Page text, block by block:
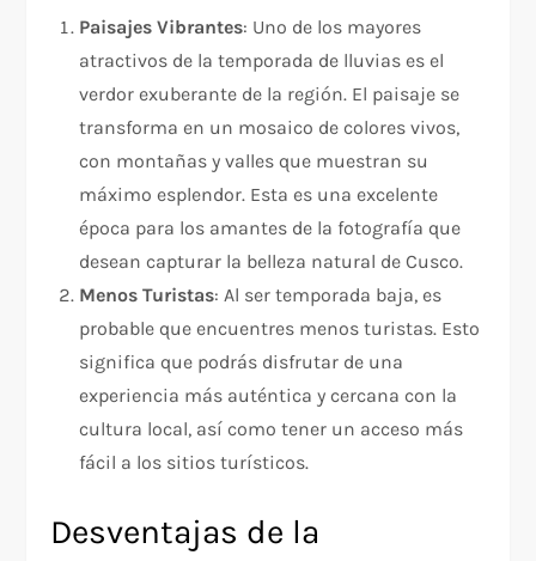
Paisajes Vibrantes: Uno de los mayores
atractivos de la temporada de lluvias es el
verdor exuberante de la región. El paisaje se
transforma en un mosaico de colores vivos,
con montañas y valles que muestran su
máximo esplendor. Esta es una excelente
época para los amantes de la fotografía que
desean capturar la belleza natural de Cusco.
Menos Turistas: Al ser temporada baja, es
probable que encuentres menos turistas. Esto
significa que podrás disfrutar de una
experiencia más auténtica y cercana con la
cultura local, así como tener un acceso más
fácil a los sitios turísticos.
Desventajas de la